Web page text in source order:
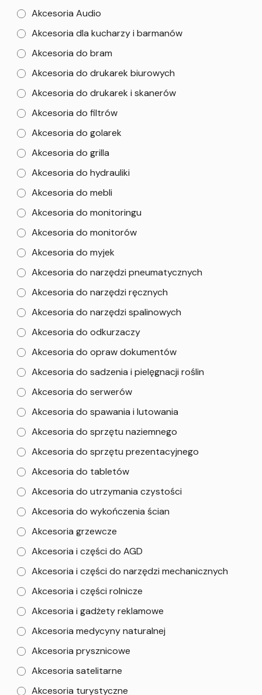
Akcesoria Audio
Akcesoria dla kucharzy i barmanów
Akcesoria do bram
Akcesoria do drukarek biurowych
Akcesoria do drukarek i skanerów
Akcesoria do filtrów
Akcesoria do golarek
Akcesoria do grilla
Akcesoria do hydrauliki
Akcesoria do mebli
Akcesoria do monitoringu
Akcesoria do monitorów
Akcesoria do myjek
Akcesoria do narzędzi pneumatycznych
Akcesoria do narzędzi ręcznych
Akcesoria do narzędzi spalinowych
Akcesoria do odkurzaczy
Akcesoria do opraw dokumentów
Akcesoria do sadzenia i pielęgnacji roślin
Akcesoria do serwerów
Akcesoria do spawania i lutowania
Akcesoria do sprzętu naziemnego
Akcesoria do sprzętu prezentacyjnego
Akcesoria do tabletów
Akcesoria do utrzymania czystości
Akcesoria do wykończenia ścian
Akcesoria grzewcze
Akcesoria i części do AGD
Akcesoria i części do narzędzi mechanicznych
Akcesoria i części rolnicze
Akcesoria i gadżety reklamowe
Akcesoria medycyny naturalnej
Akcesoria prysznicowe
Akcesoria satelitarne
Akcesoria turystyczne